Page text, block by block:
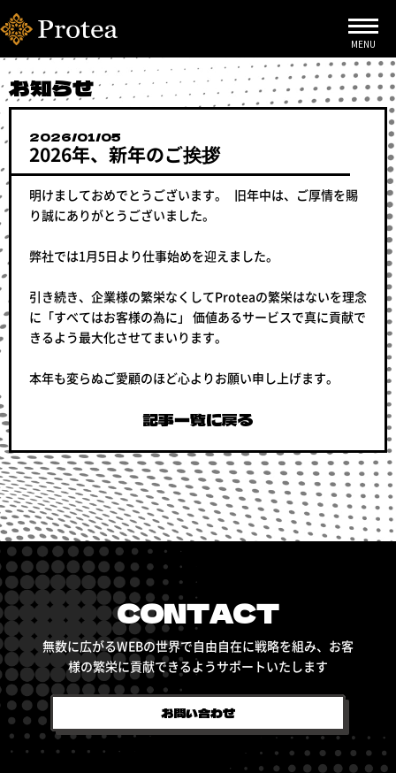
お知らせ
2026/01/05
2026年、新年のご挨拶
明けましておめでとうございます。 旧年中は、ご厚情を賜
り誠にありがとうございました。
弊社では1月5日より仕事始めを迎えました。
引き続き、企業様の繁栄なくしてProteaの繁栄はないを理念
に「すべてはお客様の為に」 価値あるサービスで真に貢献で
きるよう最大化させてまいります。
本年も変らぬご愛顧のほど心よりお願い申し上げます。
記事一覧に戻る
CONTACT
無数に広がるWEBの世界で自由自在に戦略を組み、 お客
様の繁栄に貢献できるようサポートいたします
お問い合わせ